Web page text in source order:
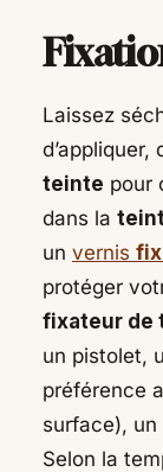
Laissez
teinte pour
dans la
un vernis
protéger
fixateur de
un pistolet,
préférence
surface),
Selon la